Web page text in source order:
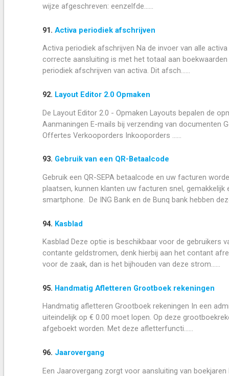
wijze afgeschreven: eenzelfde......
91. Activa periodiek afschrijven
Activa periodiek afschrijven Na de invoer van alle
correcte aansluiting is met het totaal aan
periodiek afschrijven van activa. Dit afsch......
92. Layout Editor 2.0 Opmaken
De Layout Editor 2.0 - Opmaken Layouts bepalen de
Aanmaningen E-mails bij verzending van documenten
Offertes Verkooporders Inkooporders ......
93. Gebruik van een QR-Betaalcode
Gebruik een QR-SEPA betaalcode en uw facturen
plaatsen, kunnen klanten uw facturen snel,
smartphone. De ING Bank en de Bunq bank hebben
94. Kasblad
Kasblad Deze optie is beschikbaar voor de gebruikers
contante geldstromen, denk hierbij aan het contant
voor de zaak, dan is het bijhouden van deze strom......
95. Handmatig Afletteren Grootboek rekeningen
Handmatig afletteren Grootboek rekeningen In een
uiteindelijk op € 0.00 moet lopen. Op deze
afgeboekt worden. Met deze afletterfuncti......
96. Jaarovergang
Een Jaarovergang zorgt voor aansluiting van